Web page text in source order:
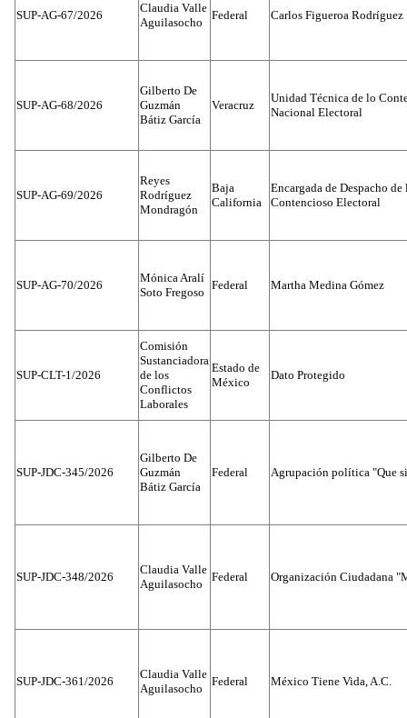
SUP-AG-67/2026
Claudia Valle
Aguilasocho
Federal Carlos Figueroa Rodríguez
SUP-AG-68/2026
Gilberto De
Guzmán
Bátiz García
Veracruz
Unidad Técnica de lo
Nacional Electoral
SUP-AG-69/2026
Reyes
Rodríguez
Mondragón
Baja
California
Encargada de Despacho
Contencioso Electoral
SUP-AG-70/2026
Mónica Aralí
Soto Fregoso
Federal Martha Medina Gómez
SUP-CLT-1/2026
Comisión
Sustanciadora
de los
Conflictos
Laborales
Estado de
México
Dato Protegido
SUP-JDC-345/2026
Gilberto De
Guzmán
Bátiz García
Federal Agrupación política "Que
SUP-JDC-348/2026
Claudia Valle
Aguilasocho
Federal Organización Ciudadana
SUP-JDC-361/2026
Claudia Valle
Aguilasocho
Federal México Tiene Vida, A.C.